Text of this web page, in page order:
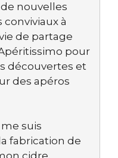
nouvelles
à
de partage
pour
découvertes et
des apéros
suis
fabrication de